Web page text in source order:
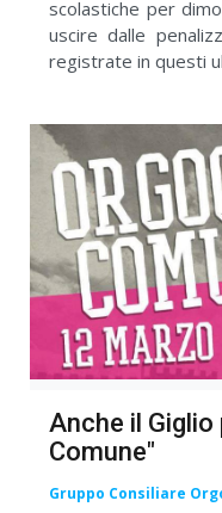
scolastiche per
uscire dalle
registrate in questi
Anche il
Comune"
Gruppo Consiliare